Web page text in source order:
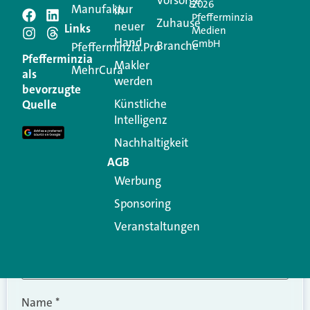
Schreiben Sie einen
Kommentar
Ihre E-Mail-Adresse wird nicht veröffentlicht.
Erforderliche Felder sind mit
Kommentar
Name *
Pfefferminzia
als
bevorzugte
Quelle
Manufaktur
Links
Pfefferminzia.Pro
MehrCura
in
neuer
Hand
Makler
werden
Künstliche
Intelligenz
Nachhaltigkeit
AGB
Werbung
Sponsoring
Veranstaltungen
Zuhause
Branche
2026
Pfefferminzia
Medien
GmbH